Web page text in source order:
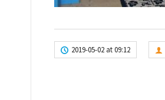
2019-05-02 at 09:12